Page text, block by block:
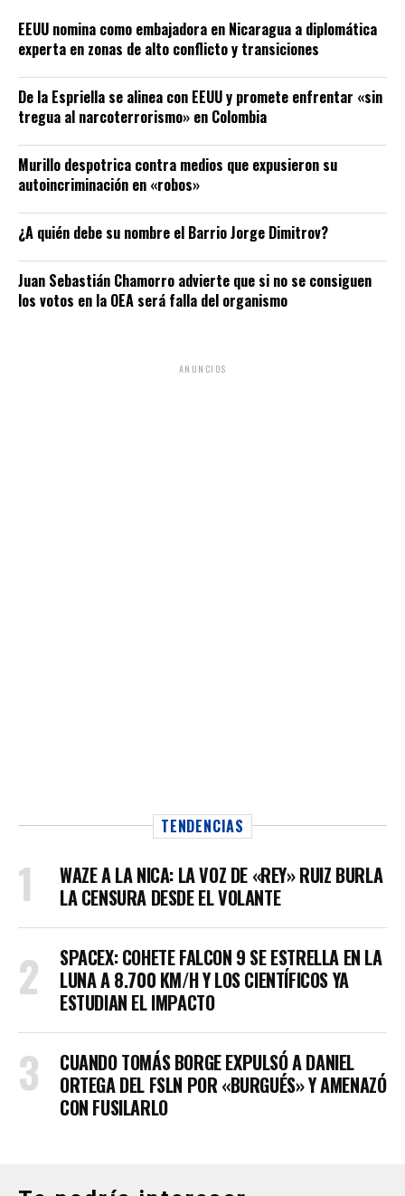
EEUU nomina como embajadora en Nicaragua a diplomática
experta en zonas de alto conflicto y transiciones
De la Espriella se alinea con EEUU y promete enfrentar «sin
tregua al narcoterrorismo» en Colombia
Murillo despotrica contra medios que expusieron su
autoincriminación en «robos»
¿A quién debe su nombre el Barrio Jorge Dimitrov?
Juan Sebastián Chamorro advierte que si no se consiguen
los votos en la OEA será falla del organismo
ANUNCIOS
TENDENCIAS
WAZE A LA NICA: LA VOZ DE «REY» RUIZ BURLA
LA CENSURA DESDE EL VOLANTE
SPACEX: COHETE FALCON 9 SE ESTRELLA EN LA
LUNA A 8.700 KM/H Y LOS CIENTÍFICOS YA
ESTUDIAN EL IMPACTO
CUANDO TOMÁS BORGE EXPULSÓ A DANIEL
ORTEGA DEL FSLN POR «BURGUÉS» Y AMENAZÓ
CON FUSILARLO